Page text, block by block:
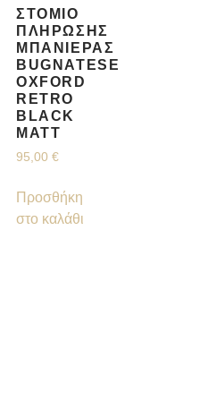
ΣΤΌΜΙΟ
ΠΛΉΡΩΣΗΣ
ΜΠΑΝΙΈΡΑΣ
BUGNATESE
OXFORD
RETRO
BLACK
MATT
95,00 €
Προσθήκη
στο καλάθι